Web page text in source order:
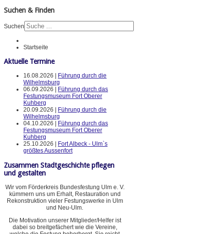
Suchen & Finden
Suchen
Startseite
Aktuelle Termine
16.08.2026 |
Führung durch die
Wilhelmsburg
06.09.2026 |
Führung durch das
Festungsmuseum Fort Oberer
Kuhberg
20.09.2026 |
Führung durch die
Wilhelmsburg
04.10.2026 |
Führung durch das
Festungsmuseum Fort Oberer
Kuhberg
25.10.2026 |
Fort Albeck - Ulm`s
größtes Aussenfort
Zusammen Stadtgeschichte pflegen
und gestalten
Wir vom Förderkreis Bundesfestung Ulm e. V.
kümmern uns um Erhalt, Restauration und
Rekonstruktion vieler Festungswerke in Ulm
und Neu-Ulm.
Die Motivation unserer Mitglieder/Helfer ist
dabei so breitgefächert wie die Vereine,